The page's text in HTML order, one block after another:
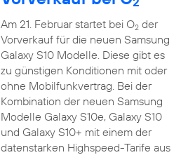
Am 21. Februar startet bei O2der
Vorverkauf für die neuen Samsung
Galaxy S10 Modelle. Diese gibt es
zu günstigen Konditionen mit oder
ohne Mobilfunkvertrag. Bei der
Kombination der neuen Samsung
Modelle Galaxy S10e, Galaxy S10
und Galaxy S10+ mit einem der
datenstarken Highspeed-Tarife aus